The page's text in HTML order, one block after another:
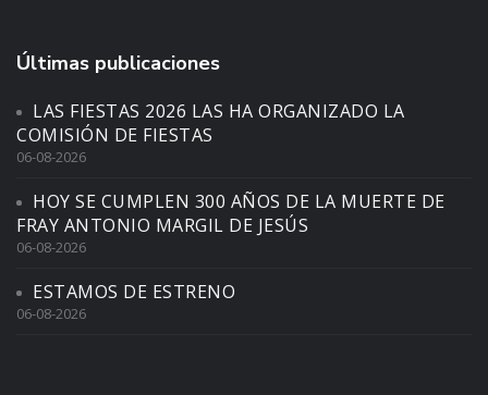
Últimas publicaciones
LAS FIESTAS 2026 LAS HA ORGANIZADO LA
COMISIÓN DE FIESTAS
06-08-2026
HOY SE CUMPLEN 300 AÑOS DE LA MUERTE DE
FRAY ANTONIO MARGIL DE JESÚS
06-08-2026
ESTAMOS DE ESTRENO
06-08-2026